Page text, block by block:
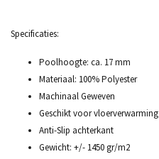
Specificaties:
Poolhoogte: ca. 17 mm
Materiaal: 100% Polyester
Machinaal Geweven
Geschikt voor vloerverwarming
Anti-Slip achterkant
Gewicht: +/- 1450 gr/m2